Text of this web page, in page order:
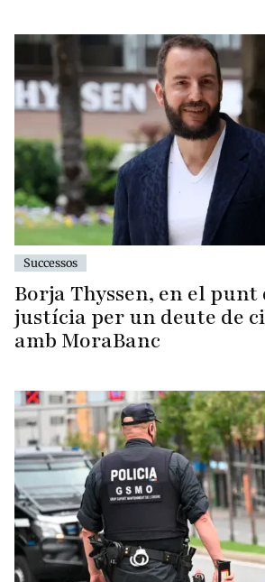
Successos
Borja Thyssen, en el
justícia per un deute de
amb MoraBanc